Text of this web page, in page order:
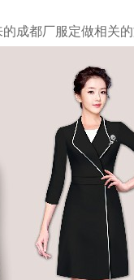
成都厂服定做相关